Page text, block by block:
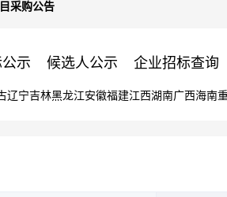
采购公告
示 候选人公示 企业招标查询
辽宁吉林黑龙江安徽福建江西湖南广西海南